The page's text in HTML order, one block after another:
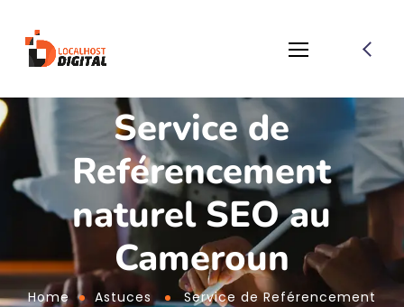
Service de
Reférencement
naturel SEO au
Cameroun
Home Astuces
Service de Reférencement